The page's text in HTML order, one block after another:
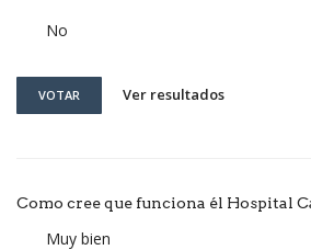
No
VOTAR Ver resultados
Como cree que funciona él Hospital
Muy bien